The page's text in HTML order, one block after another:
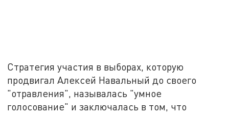
Стратегия участия в выборах, которую
продвигал Алексей Навальный до своего
"отравления", называлась "умное
голосование" и заключалась в том, что